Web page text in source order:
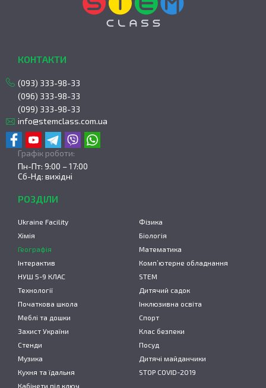
КОНТАКТИ
(093) 333-98-33
(096) 333-98-33
(099) 333-98-33
info@stemclass.com.ua
Графік роботи:
Пн-Пт: 9:00 – 17:00
Сб-Нд: вихідні
РОЗДІЛИ
Ukraine Facility
Фізика
Хімія
Біологія
Географія
Математика
Інтерактив
Комп’ютерне обладнання
НУШ 5-9 КЛАС
STEM
Технології
Дитячий садок
Початкова школа
Інклюзивна освіта
Меблі та дошки
Спорт
Захист України
Клас безпеки
Стенди
Посуд
Музика
Дитячі майданчики
Кухня та їдальня
STOP COVID-2019
Кабінети під ключ